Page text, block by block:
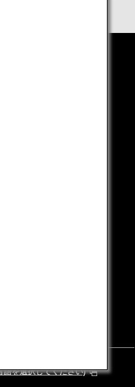
を選択してください)